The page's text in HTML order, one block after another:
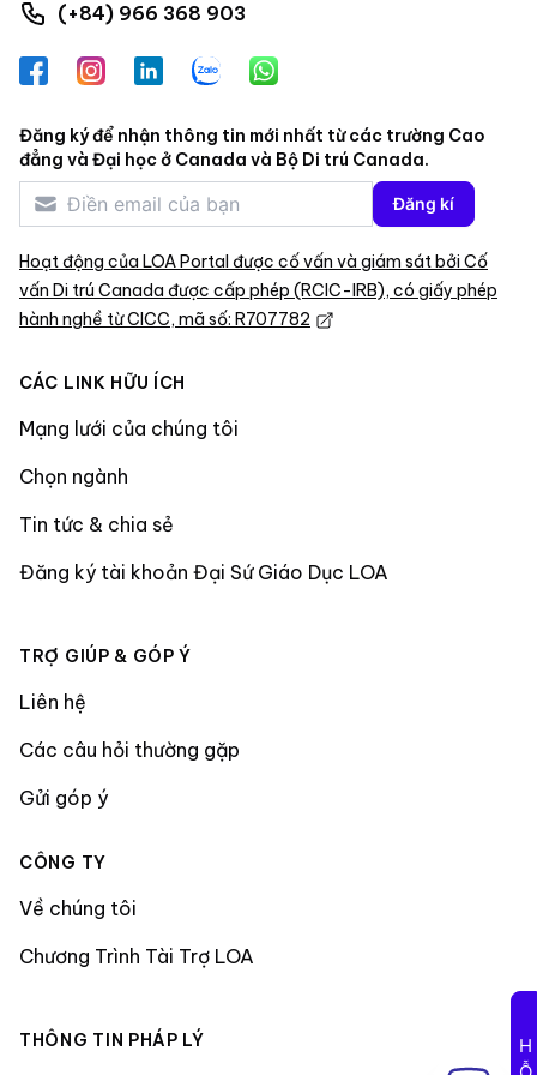
(+84) 966 368 903
FacebookInstagramLinkedInZalo WhatsApp
Đăng ký để nhận thông tin mới nhất từ các trường Cao
đẳng và Đại học ở Canada và Bộ Di trú Canada.
Đăng kí
Hoạt động của LOA Portal được cố vấn và giám sát bởi Cố
vấn Di trú Canada được cấp phép (RCIC-IRB), có giấy phép
hành nghề từ CICC, mã số: R707782
CÁC LINK HỮU ÍCH
Mạng lưới của chúng tôi
Chọn ngành
Tin tức & chia sẻ
Đăng ký tài khoản Đại Sứ Giáo Dục LOA
TRỢ GIÚP & GÓP Ý
Liên hệ
Các câu hỏi thường gặp
Gửi góp ý
CÔNG TY
Về chúng tôi
Chương Trình Tài Trợ LOA
THÔNG TIN PHÁP LÝ